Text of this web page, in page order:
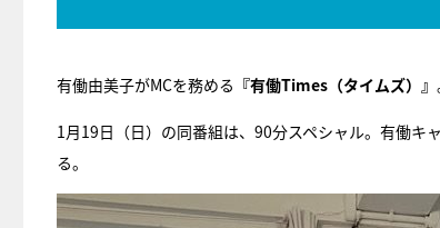
有働由美子がMCを務める 『有働Times（タイムズ）』
1月19日（日）の同番組は、90分スペシャル。有働キ
る。